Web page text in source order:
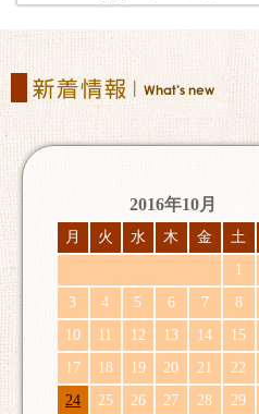
2016年10月
月 火 水 木 金 土
1
3
4 5 6 7 8
10
11 12 13 14 15
17
18 19 20 21 22
24
25 26 27 28 29